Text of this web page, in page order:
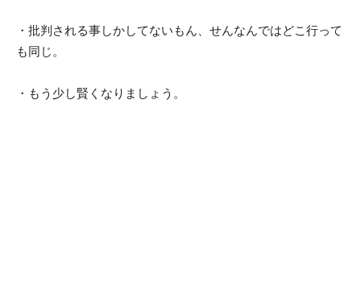
・批判される事しかしてないもん、せんなんではどこ行って
も同じ。
・もう少し賢くなりましょう。